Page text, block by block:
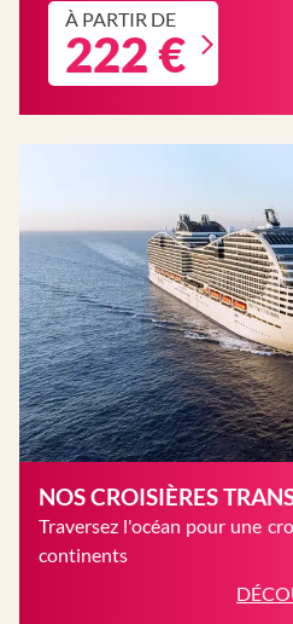
À PARTIR DE
222 €
NOS CROISIÈRES
Traversez l'océan pour une
continents